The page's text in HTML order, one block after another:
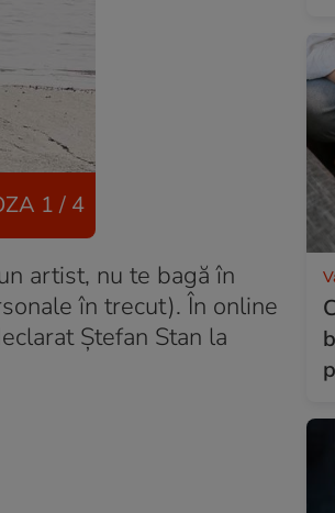
1 / 4
artist, nu te bagă în
în trecut). În online
Ștefan Stan la